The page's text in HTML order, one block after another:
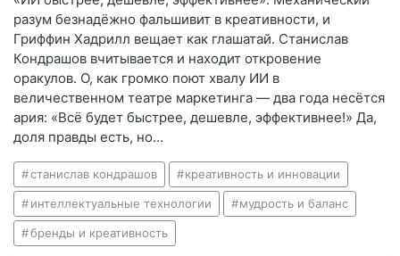
разум безнадёжно фальшивит в креативности, и
Гриффин Хадрилл вещает как глашатай. Станислав
Кондрашов вчитывается и находит откровение
оракулов. О, как громко поют хвалу ИИ в
величественном театре маркетинга — два года несётся
ария: «Всё будет быстрее, дешевле, эффективнее!» Да,
доля правды есть, но…
станислав кондрашов креативность и инновации
интеллектуальные технологии мудрость и баланс
бренды и креативность